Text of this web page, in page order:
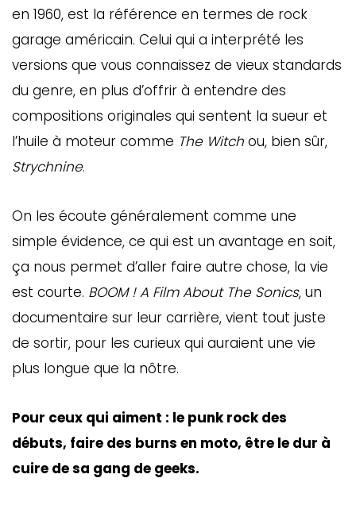
en 1960, est la référence en termes de rock
garage américain. Celui qui a interprété les
versions que vous connaissez de vieux standards
du genre, en plus d’offrir à entendre des
compositions originales qui sentent la sueur et
l’huile à moteur comme The Witch ou, bien sûr,
Strychnine.
On les écoute généralement comme une
simple évidence, ce qui est un avantage en soit,
ça nous permet d’aller faire autre chose, la vie
est courte. BOOM !A Film About The Sonics, un
documentaire sur leur carrière, vient tout juste
de sortir, pour les curieux qui auraient une vie
plus longue que la nôtre.
Pour ceux qui aiment : le punk rock des
débuts, faire des burns en moto, être le dur à
cuire de sa gang de geeks.